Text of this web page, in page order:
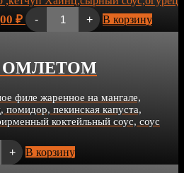
₽ -
Количество
товара
Тортилья
стрипсами
+ В корзину
филе жаренное на мангале,
помидор, пекинская капуста,
коктейльный соус, соус
+ В корзину